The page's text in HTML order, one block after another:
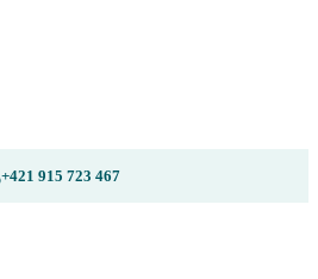
+421 915 723 467